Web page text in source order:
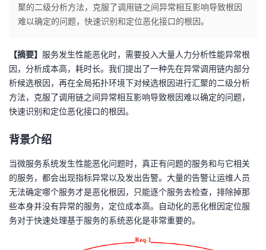
个
主
页
的
开
我
的
我
聚的二级分析方法，克服了调用链之间异常相互影响导致根因
难以确定的问题，快速识别和定位恶化接口的根因。
【摘要】 服务发生性能恶化时，需要投入大量人力分析性能异常根
因，分析成本高，耗时长。我们提出了一种先在异常调用链内部分
析候选根因，再在全局拓扑环境下对候选根因进行汇聚的二级分析
方法，克服了调用链之间异常相互影响导致根因难以确定的问题，
快速识别和定位恶化接口的根因。
背景介绍
当微服务系统发生性能恶化问题时， 真正有问题的服务和与它相关
的服务，都会出现指标异常以及发出告警。大量的告警让运维人员
无法确定哪个服务才是恶化根因，只能逐个服务去检查，排除掉那
些本身并没有异常的服务， 定位成本高。 自动化的恶化根因定位服
务对于快速处理基于服务的系统恶化是非常重要的。